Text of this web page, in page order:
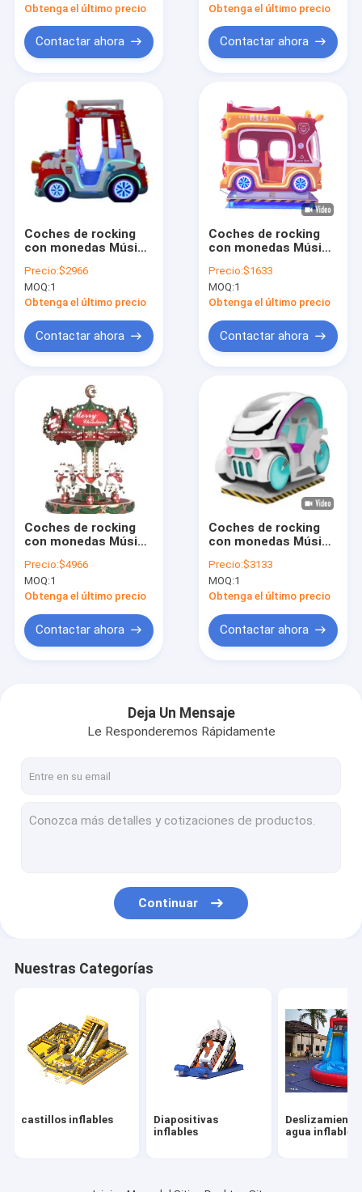
Productos
Sobre nosotros
Visita a la fábrica
Control de calidad
Noticias
Casos
Solicitar una cotización
castillos inflables
Tiendas de campaña inflables
Obstáculos de agua inflables
Castillos de agua inflables
parque inflable del agua
Patio suave
Obtenga el último precio
Contactar ahora
Obtenga el último precio
Contactar ahora
Coches de rocking
con monedas Música
alegres para niños
Precio:$2966
MOQ:1
Obtenga el último precio
Contactar ahora
Coches de rocking
con monedas Música
alegres para niños
Precio:$1633
MOQ:1
Obtenga el último precio
Contactar ahora
Coches de rocking
con monedas Música
alegres para niños
Precio:$4966
MOQ:1
Obtenga el último precio
Contactar ahora
Coches de rocking
con monedas Música
alegres para niños
Precio:$3133
MOQ:1
Obtenga el último precio
Contactar ahora
Deja Un Mensaje
Le Responderemos Rápidamente
Continuar
Nuestras Categorías
castillos inflables
Diapositivas
inflables
agua inflables